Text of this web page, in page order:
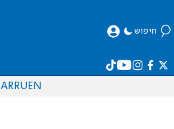
חיפוש
EN
RU
AR